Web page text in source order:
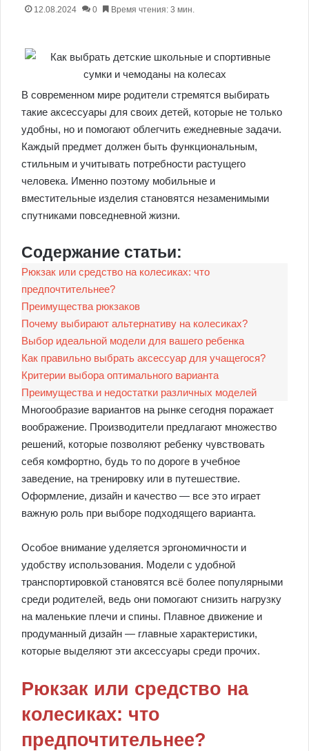
12.08.2024 0 Время чтения: 3 мин.
В современном мире родители стремятся выбирать
такие аксессуары для своих детей, которые не только
удобны, но и помогают облегчить ежедневные задачи.
Каждый предмет должен быть функциональным,
стильным и учитывать потребности растущего
человека. Именно поэтому мобильные и
вместительные изделия становятся незаменимыми
спутниками повседневной жизни.
Содержание статьи:
Рюкзак или средство на колесиках: что
предпочтительнее?
Преимущества рюкзаков
Почему выбирают альтернативу на колесиках?
Выбор идеальной модели для вашего ребенка
Как правильно выбрать аксессуар для учащегося?
Критерии выбора оптимального варианта
Преимущества и недостатки различных моделей
Многообразие вариантов на рынке сегодня поражает
воображение. Производители предлагают множество
решений, которые позволяют ребенку чувствовать
себя комфортно, будь то по дороге в учебное
заведение, на тренировку или в путешествие.
Оформление, дизайн и качество — все это играет
важную роль при выборе подходящего варианта.
Особое внимание уделяется эргономичности и
удобству использования. Модели с удобной
транспортировкой становятся всё более популярными
среди родителей, ведь они помогают снизить нагрузку
на маленькие плечи и спины. Плавное движение и
продуманный дизайн — главные характеристики,
которые выделяют эти аксессуары среди прочих.
Рюкзак или средство на
колесиках: что
предпочтительнее?